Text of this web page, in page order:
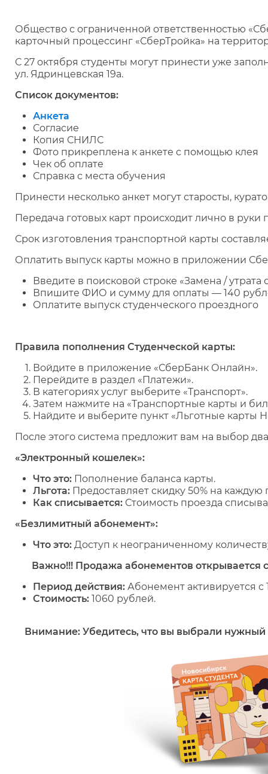
Общество с ограниченной ответственностью
карточный процессинг «СберТройка» на
С 27 октября студенты могут принести уже
ул. Ядринцевская 19а.
Список документов:
Анкета
Согласие
Копия СНИЛС
Фото прикреплена к анкете с помощью клея
Чек об оплате
Справка с места обучения
Принести несколько анкет могут старосты,
Передача готовых карт происходит лично в
Срок изготовления транспортной карты
Оплатить выпуск карты можно в приложении
Введите в поисковой строке «Замена /
Впишите ФИО и сумму для оплаты — 140
Оплатите выпуск студенческого проездного
Правила пополнения Студенческой карты:
Войдите в приложение «СберБанк Онлайн».
Перейдите в раздел «Платежи».
В категориях услуг выберите «Транспорт».
Затем нажмите на «Транспортные карты и
Найдите и выберите пункт «Льготные карты
После этого система предложит вам на выбор
«Электронный кошелек»:
Что это: Пополнение баланса карты.
Льгота: Предоставляет скидку 50% на каждую
Как списывается: Стоимость проезда
«Безлимитный абонемент»:
Что это: Доступ к неограниченному
Важно!!! Продажа абонементов открывается
Период действия: Абонемент активируется с
Стоимость: 1060 рублей.
Внимание: Убедитесь, что вы выбрали